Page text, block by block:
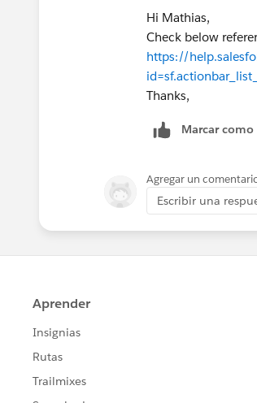
Hi Mathias,
Check below
https://
Thanks,
Marcar
Agregar un
Escribir una